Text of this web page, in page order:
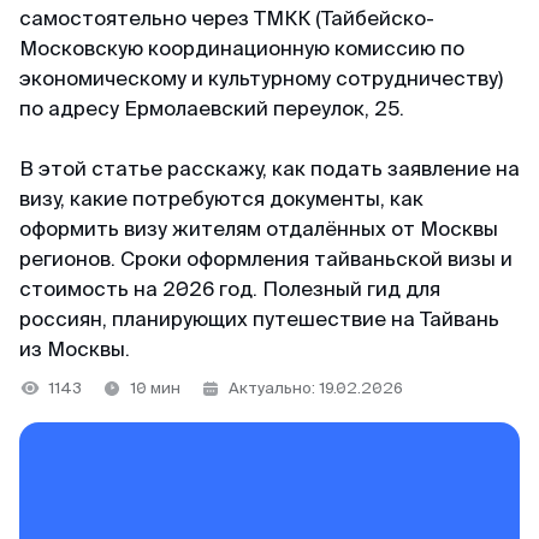
Telegram-канал
По вопросам сотрудничества
docs@myvisa.world
Реквизиты: Сингапур
MTTA PTE LTD, 5 Napier Road, Republic of
Singapore
Китай
Таиланд
ВКонтакте
126+ отзывов
Светлана
Удобно
Огромное спасибо команде MyVisaWorld за
профессиональную помощь в оформлении K-
Eta. Грамотно, четко, быстро и очень удобно.
Процветания и успехов вашему бизнесу!
Георгий
Япония
Тайвань
Вьетнам
Китай
Таиланд
Команда поддержки
На связи каждый день с 10:00 до 22:00 по
самостоятельно через ТМКК (Тайбейско-
Московскую координационную комиссию по
экономическому и культурному сотрудничеству)
по адресу Ермолаевский переулок, 25.
В этой статье расскажу, как подать заявление на
визу, какие потребуются документы, как
оформить визу жителям отдалённых от Москвы
регионов. Сроки оформления тайваньской визы и
стоимость на 2026 год. Полезный гид для
россиян, планирующих путешествие на Тайвань
из Москвы.
1143 10 мин Актуально: 19.02.2026